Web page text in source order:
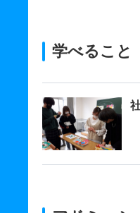
学べること